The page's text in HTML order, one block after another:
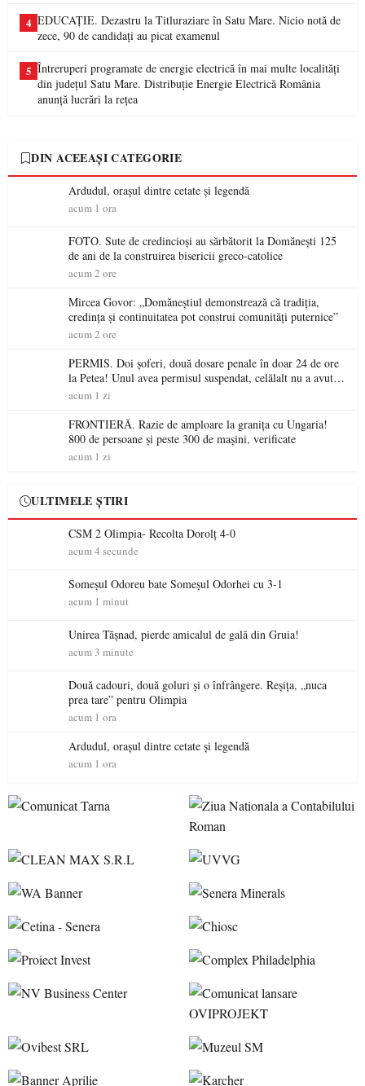
4 EDUCAȚIE. Dezastru la Titluraziare în Satu Mare. Nicio notă de
zece, 90 de candidați au picat examenul
5 Întreruperi programate de energie electrică în mai multe localități
din județul Satu Mare. Distribuție Energie Electrică România
anunță lucrări la rețea
DIN ACEEAȘI CATEGORIE
Ardudul, orașul dintre cetate și legendă
acum 1 ora
FOTO. Sute de credincioși au sărbătorit la Domănești 125
de ani de la construirea bisericii greco-catolice
acum 2 ore
Mircea Govor: „Domăneștiul demonstrează că tradiția,
credința și continuitatea pot construi comunități puternice”
acum 2 ore
PERMIS. Doi șoferi, două dosare penale în doar 24 de ore
la Petea! Unul avea permisul suspendat, celălalt nu a avut
niciodată permis
acum 1 zi
FRONTIERĂ. Razie de amploare la granița cu Ungaria!
800 de persoane și peste 300 de mașini, verificate
acum 1 zi
ULTIMELE ȘTIRI
CSM 2 Olimpia- Recolta Dorolț 4-0
acum 4 secunde
Someșul Odoreu bate Someșul Odorhei cu 3-1
acum 1 minut
Unirea Tășnad, pierde amicalul de gală din Gruia!
acum 3 minute
Două cadouri, două goluri și o înfrângere. Reșița, „nuca
prea tare” pentru Olimpia
acum 1 ora
Ardudul, orașul dintre cetate și legendă
acum 1 ora